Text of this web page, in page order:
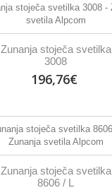
Zunanja stoječa svetilka
3008
196,76€
Zunanja stoječa svetilka
8606 / L